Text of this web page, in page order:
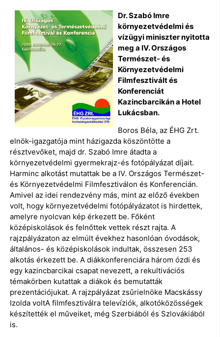
Dr. Szabó Imre
környezetvédelmi és
vízügyi miniszter nyitotta
meg a IV. Országos
Természet- és
Környezetvédelmi
Filmfesztivált és
Konferenciát
Kazincbarcikán a Hotel
Lukácsban.
Boros Béla, az ÉHG Zrt.
elnök-igazgatója mint házigazda köszöntötte a
résztvevőket, majd dr. Szabó Imre átadta a
környezetvédelmi gyermekrajz-és fotópályázat díjait.
Harminc alkotást mutattak be a IV. Országos Természet-
és Környezetvédelmi Filmfesztiválon és Konferencián.
Amivel az idei rendezvény más, mint az előző években
volt, hogy környezetvédelmi fotópályázatot is hirdettek,
amelyre nyolcvan kép érkezett be. Főként
középiskolások és felnőttek vettek részt rajta. A
rajzpályázaton az elmúlt évekhez hasonlóan óvodások,
általános- és középiskolások indultak, összesen 253
alkotás érkezett be. A diákkonferenciára három ózdi és
egy kazincbarcikai csapat nevezett, a rekultivációs
témakörben kutattak a diákok és bemutatták
prezentációjukat. A rajzpályázat zsűrielnöke Macskássy
Izolda voltA filmfesztiválra televíziók, alkotóközösségek
készítették el műveiket, még Szerbiából és Szlovákiából
is.